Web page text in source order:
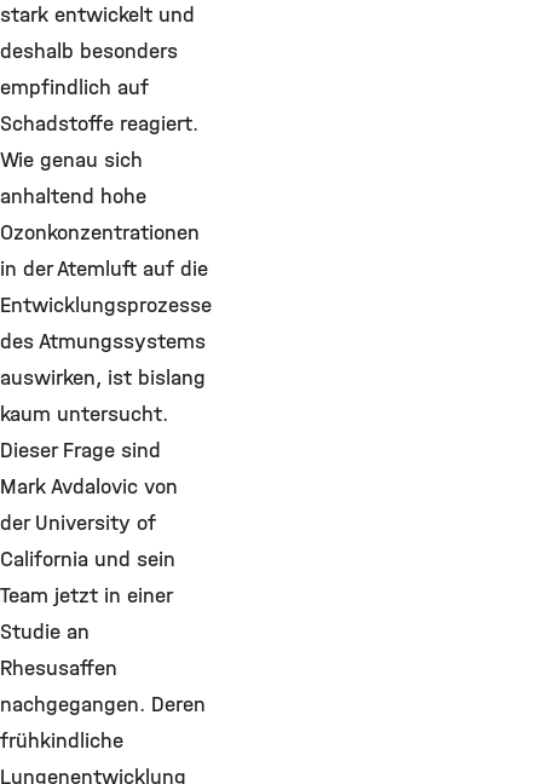
stark entwickelt und
deshalb besonders
empfindlich auf
Schadstoffe reagiert.
Wie genau sich
anhaltend hohe
Ozonkonzentrationen
in der Atemluft auf die
Entwicklungsprozesse
des Atmungssystems
auswirken, ist bislang
kaum untersucht.
Dieser Frage sind
Mark Avdalovic von
der University of
California und sein
Team jetzt in einer
Studie an
Rhesusaffen
nachgegangen. Deren
frühkindliche
Lungenentwicklung